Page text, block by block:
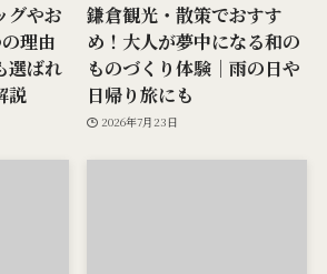
グやお
理由
選ばれ
説
鎌倉観光・散策でおすす
め！大人が夢中になる和の
ものづくり体験｜雨の日や
日帰り旅にも
2026年7月23日